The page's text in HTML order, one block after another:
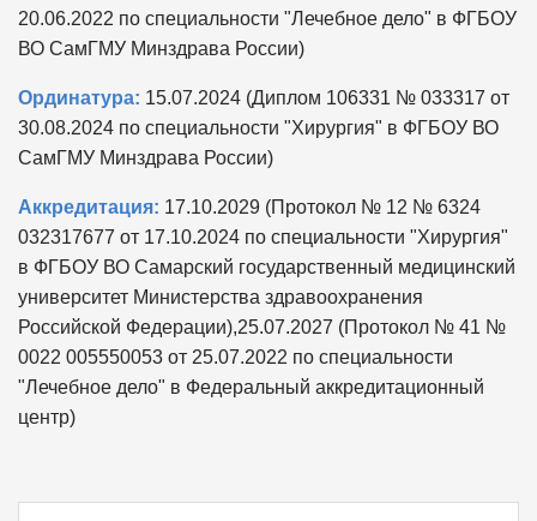
20.06.2022 по специальности "Лечебное дело" в ФГБОУ
ВО СамГМУ Минздрава России)
Ординатура: 15.07.2024 (Диплом 106331 № 033317 от
30.08.2024 по специальности "Хирургия" в ФГБОУ ВО
СамГМУ Минздрава России)
Аккредитация: 17.10.2029 (Протокол № 12 № 6324
032317677 от 17.10.2024 по специальности "Хирургия"
в ФГБОУ ВО Самарский государственный медицинский
университет Министерства здравоохранения
Российской Федерации),25.07.2027 (Протокол № 41 №
0022 005550053 от 25.07.2022 по специальности
"Лечебное дело" в Федеральный аккредитационный
центр)